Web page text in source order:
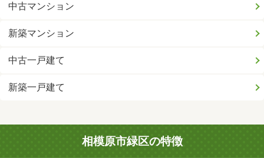
中古マンション
新築マンション
中古一戸建て
新築一戸建て
相模原市緑区の特徴